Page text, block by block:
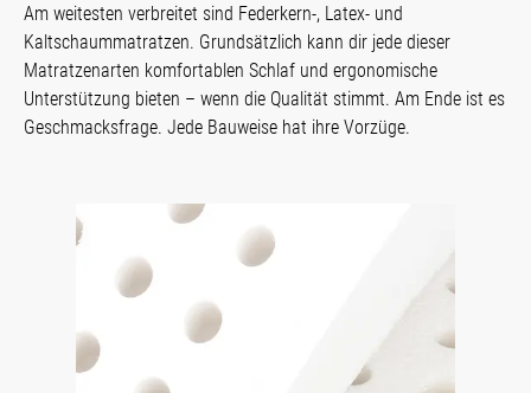
Am weitesten verbreitet sind Federkern-, Latex- und
Kaltschaummatratzen. Grundsätzlich kann dir jede dieser
Matratzenarten komfortablen Schlaf und ergonomische
Unterstützung bieten – wenn die Qualität stimmt. Am Ende ist es
Geschmacksfrage. Jede Bauweise hat ihre Vorzüge.